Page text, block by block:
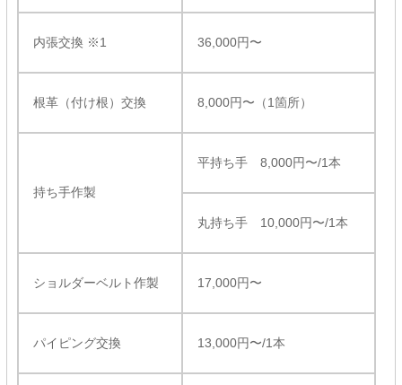
内張交換 ※1 36,000円〜
根革（付け根）交換 8,000円〜（1箇所）
持ち手作製
平持ち手 8,000円〜/1本
丸持ち手 10,000円〜/1本
ショルダーベルト作製 17,000円〜
パイピング交換 13,000円〜/1本